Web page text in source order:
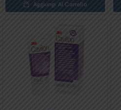
Aggiungi Al Carrello